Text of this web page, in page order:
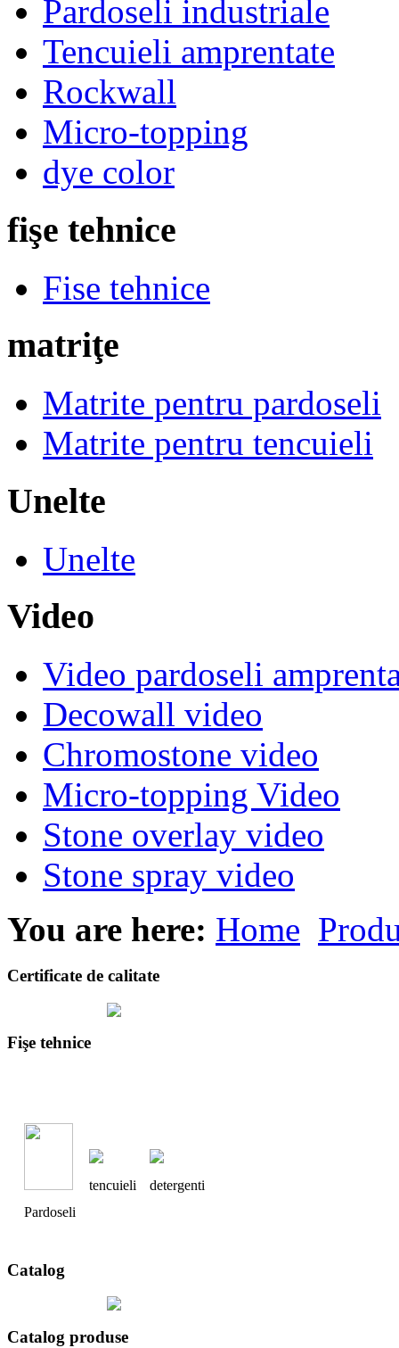
Pardoseli industriale
Tencuieli amprentate
Rockwall
Micro-topping
dye color
fişe tehnice
Fise tehnice
matriţe
Matrite pentru pardoseli
Matrite pentru tencuieli
Unelte
Unelte
Video
Video pardoseli
Decowall video
Chromostone video
Micro-topping Video
Stone overlay video
Stone spray video
You are here: Home
Certificate de calitate
Fişe tehnice
Pardoseli
tencuieli detergenti
Catalog
Catalog produse